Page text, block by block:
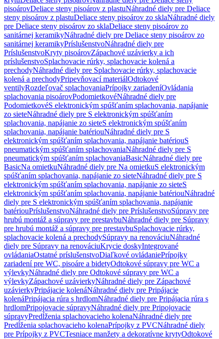
pisoárovDeliace steny pisoárov z plastuNáhradné diely pre Deliace
steny pisoárov z plastuDeliace steny pisoárov zo sklaNáhradné diely
pre Deliace steny pisoárov zo sklaDeliace steny pisoárov zo
sanitárnej keramikyNáhradné diely pre Deliace steny pisoárov zo
sanitárnej keramikyPríslušenstvoNáhradné diely pre
PríslušenstvoKryty pisoárovZápachové uzávierky a ich
príslušenstvoSplachovacie rúrky, splachovacie kolená a
prechodyNáhradné diely pre Splachovacie rúrky, splachovacie
kolená a prechodyPripevňovací materiálOdtokové
ventilyRozdeľovač splachovaniaPrípojky zariadeníOvládania
splachovania pisoárovPodomietkovéNáhradné diely pre
PodomietkovéS elektronickým spúšťaním splachovania, napájanie
zo sieteNáhradné diely pre S elektronickým spúšťaním
splachovania, napájanie zo sieteS elektronickým spúšťaním
splachovania, napájanie batériouNáhradné diely pre S
elektronickým spúšťaním splachovania, napájanie batériouS
pneumatickým spúšťaním splachovaniaNáhradné diely pre S
pneumatickým spúšťaním splachovaniaBasicNáhradné diely pre
BasicNa omietkuNáhradné diely pre Na omietkuS elektronickým
spúšťaním splachovania, napájanie zo sieteNáhradné diely pre S
elektronickým spúšťaním splachovania, napájanie zo sieteS
elektronickým spúšťaním splachovania, napájanie batériouNáhradné
diely pre S elektronickým spúšťaním splachovania, napájanie
batériouPríslušenstvoNáhradné diely pre PríslušenstvoSúpravy pre
hrubú montáž a súpravy pre prestavbuNáhradné diely pre Súpravy
pre hrubú montáž a súpravy pre prestavbuSplachovacie rúrky,
splachovacie kolená a prechodySúpravy na renováciuNáhradné
diely pre Súpravy na renováciuKrycie doskyIntegrované
ovládaniaOstatné príslušenstvoDiaľkové ovládaniePrípojky
zariadení pre WC, pisoáre a bidetyOdtokové súpravy pre WC a
výlevkyNáhradné diely pre Odtokové súpravy pre WC a
výlevkyZápachové uzávierkyNáhradné diely pre Zápachové
uzávierkyPripájacie kolenáNáhradné diely pre Pripájacie
kolenáPripájacia rúra s hrdlomNáhradné diely pre Pripájacia rúra s
hrdlomPripojovacie súpravyNáhradné diely pre Pripojovacie
súpravyPredĺženia splachovacieho kolenaNáhradné diely pre
Predĺženia splachovacieho kolenaPrípojky z PVCNáhradné diely
pre Prípojky z PVCTesniace manžety a dekoratívne krytyOdtokové